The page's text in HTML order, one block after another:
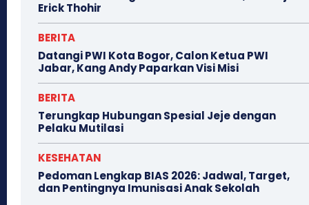
Erick Thohir
BERITA
Datangi PWI Kota Bogor, Calon Ketua PWI
Jabar, Kang Andy Paparkan Visi Misi
BERITA
Terungkap Hubungan Spesial Jeje dengan
Pelaku Mutilasi
KESEHATAN
Pedoman Lengkap BIAS 2026: Jadwal, Target,
dan Pentingnya Imunisasi Anak Sekolah